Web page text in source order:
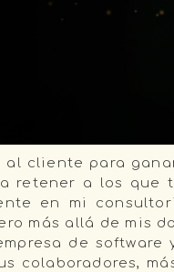
cliente para
retener a los que
en mi
más allá de mis
de
colaboradores,